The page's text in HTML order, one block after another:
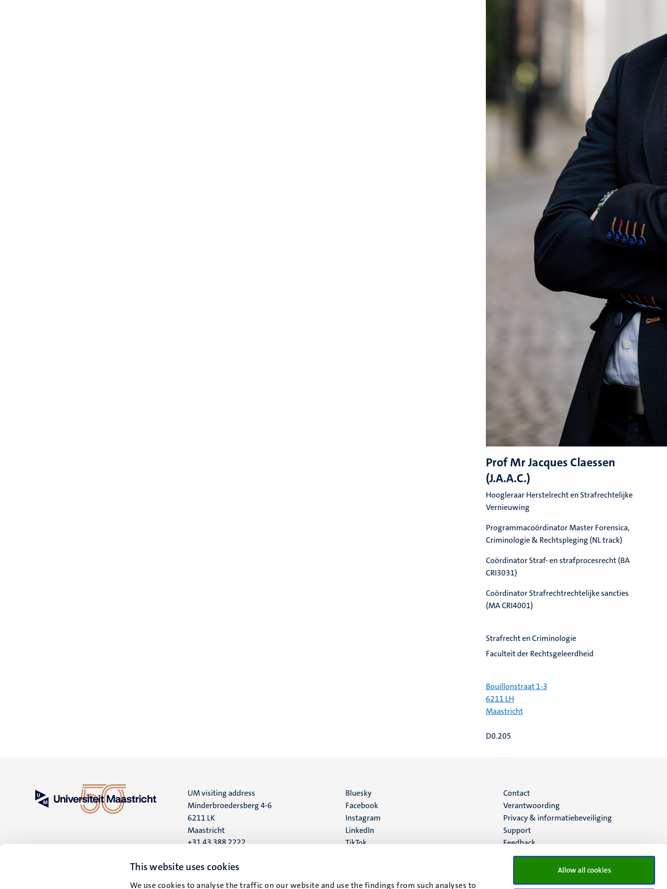
This website uses cookies
We use cookies to analyse the traffic on our website and use the findings from such analyses to
Allow all cookies
Prof Mr Jacques Claessen
(J.A.A.C.)
Hoogleraar Herstelrecht en Strafrechtelijke
Vernieuwing
Programmacoördinator Master Forensica,
Criminologie & Rechtspleging (NL track)
Coördinator Straf- en strafprocesrecht (BA
CRI3031)
Coördinator Strafrechtrechtelijke sancties
(MA CRI4001)
Strafrecht en Criminologie
Faculteit der Rechtsgeleerdheid
Bouillonstraat 1-3
6211 LH
Maastricht
D0.205
UM visiting address
Minderbroedersberg 4-6
6211 LK
Maastricht
+31 43 388 2222
UM postal address
Social
media
Bluesky
Facebook
Instagram
LinkedIn
TikTok
Menu
footer
(NL)
Contact
Verantwoording
Privacy & informatiebeveiliging
Support
Feedback